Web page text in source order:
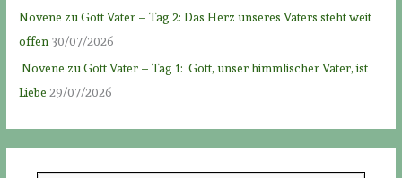
Novene zu Gott Vater – Tag 2: Das Herz unseres Vaters steht weit
offen 30/07/2026
Novene zu Gott Vater – Tag 1: Gott, unser himmlischer Vater, ist
Liebe 29/07/2026